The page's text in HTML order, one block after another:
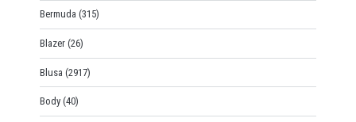
Bermuda (315)
Blazer (26)
Blusa (2917)
Body (40)